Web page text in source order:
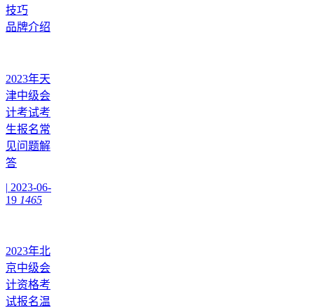
技巧
品牌介绍
2023年天
津中级会
计考试考
生报名常
见问题解
答
| 2023-06-
19 1465
2023年北
京中级会
计资格考
试报名温